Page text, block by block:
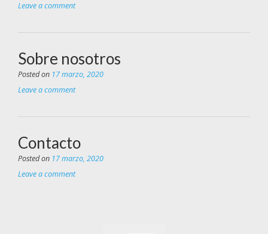
Leave a comment
Sobre nosotros
Posted on 17 marzo, 2020
Leave a comment
Contacto
Posted on 17 marzo, 2020
Leave a comment